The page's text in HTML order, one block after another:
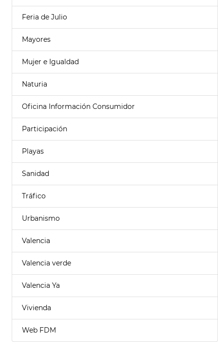
Feria de Julio
Mayores
Mujer e Igualdad
Naturia
Oficina Información Consumidor
Participación
Playas
Sanidad
Tráfico
Urbanismo
Valencia
Valencia verde
Valencia Ya
Vivienda
Web FDM